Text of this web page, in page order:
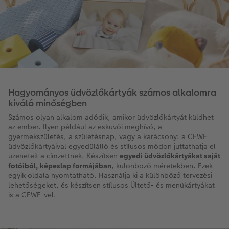
Hagyományos üdvözlőkártyák számos alkalomra
kiváló minőségben
Számos olyan alkalom adódik, amikor üdvözlőkártyát küldhet
az ember. Ilyen például az esküvői meghívó, a
gyermekszületés, a születésnap, vagy a karácsony: a CEWE
üdvözlőkártyáival egyedülálló és stílusos módon juttathatja el
üzeneteit a címzettnek. Készítsen egyedi üdvözlőkártyákat saját
fotóiból, képeslap formájában, különböző méretekben. Ezek
egyik oldala nyomtatható. Használja ki a különböző tervezési
lehetőségeket, és készítsen stílusos Ültető- és menükártyákat
is a CEWE-vel.